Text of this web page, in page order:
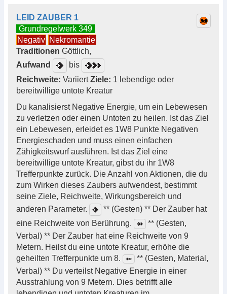
LEID ZAUBER 1
Grundregelwerk 349
Negativ Nekromantie
Traditionen Göttlich,
Aufwand
bis
Reichweite: VariiertZiele: 1 lebendige oder
bereitwillige untote Kreatur
Du kanalisierst Negative Energie, um ein Lebewesen
zu verletzen oder einen Untoten zu heilen. Ist das Ziel
ein Lebewesen, erleidet es 1W8 Punkte Negativen
Energieschaden und muss einen einfachen
Zähigkeitswurf ausführen. Ist das Ziel eine
bereitwillige untote Kreatur, gibst du ihr 1W8
Trefferpunkte zurück. Die Anzahl von Aktionen, die du
zum Wirken dieses Zaubers aufwendest, bestimmt
seine Ziele, Reichweite, Wirkungsbereich und
anderen Parameter.
** (Gesten) ** Der Zauber hat
eine Reichweite von Berührung.
** (Gesten,
Verbal) ** Der Zauber hat eine Reichweite von 9
Metern. Heilst du eine untote Kreatur, erhöhe die
geheilten Trefferpunkte um 8.
** (Gesten, Material,
Verbal) ** Du verteilst Negative Energie in einer
Ausstrahlung von 9 Metern. Dies betrifft alle